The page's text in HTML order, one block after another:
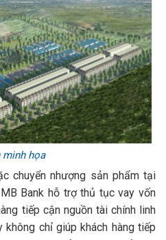
minh họa
chuyển nhượng sản phẩm tại
Bank hỗ trợ thủ tục vay vốn
tiếp cận nguồn tài chính linh
không chỉ giúp khách hàng tiếp